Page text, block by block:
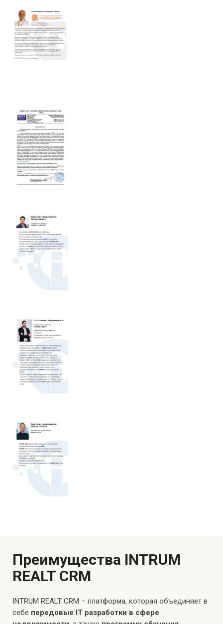
Преимущества INTRUM
REALT CRM
INTRUM REALT CRM – платформа, которая объединяет в
себе передовые IT разработки в сфере